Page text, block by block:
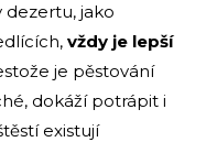
dezertu, jako
vždy je lepší
je pěstování
dokáží potrápit i
existují